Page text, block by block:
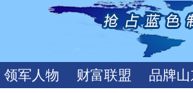
领军人物 财富联盟 品牌